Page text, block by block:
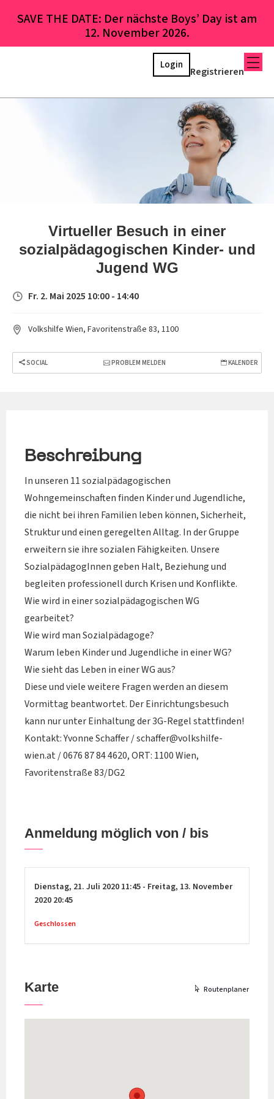
SAVE THE DATE: Der nächste Boys’ Day ist am
12. November 2026.
Registrieren
Login
Virtueller Besuch in einer
sozialpädagogischen Kinder- und
Jugend WG
Fr. 2. Mai 2025 10:00 - 14:40
Volkshilfe Wien, Favoritenstraße 83, 1100
SOCIAL PROBLEM MELDEN KALENDER
Beschreibung
In unseren 11 sozialpädagogischen
Wohngemeinschaften finden Kinder und Jugendliche,
die nicht bei ihren Familien leben können, Sicherheit,
Struktur und einen geregelten Alltag. In der Gruppe
erweitern sie ihre sozialen Fähigkeiten. Unsere
SozialpädagogInnen geben Halt, Beziehung und
begleiten professionell durch Krisen und Konflikte.
Wie wird in einer sozialpädagogischen WG
gearbeitet?
Wie wird man Sozialpädagoge?
Warum leben Kinder und Jugendliche in einer WG?
Wie sieht das Leben in einer WG aus?
Diese und viele weitere Fragen werden an diesem
Vormittag beantwortet. Der Einrichtungsbesuch
kann nur unter Einhaltung der 3G-Regel stattfinden!
Kontakt: Yvonne Schaffer / schaffer@volkshilfe-
wien.at / 0676 87 84 4620, ORT: 1100 Wien,
Favoritenstraße 83/DG2
Anmeldung möglich von / bis
Dienstag, 21. Juli 2020 11:45 - Freitag, 13. November
2020 20:45
Geschlossen
Karte Routenplaner